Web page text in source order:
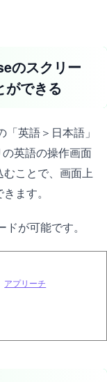
のスクリー
ができる
英語＞日本語」
英語の操作画面
ことで、画面上
ます。
が可能です。
アプリーチ